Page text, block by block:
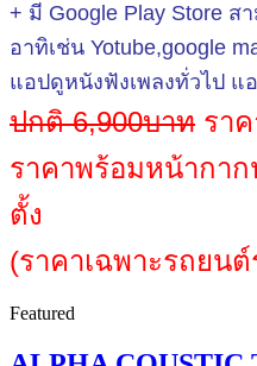
+ มี Google Play Store ส
อาทิเช่น Yotube,google
แอปดูหนังฟังเพลงทั่วไป แ
ปกติ 6,900บาท รา
ราคาพร้อมหน้ากา
ตั้ง
(ราคาเฉพาะรถยน
Featured